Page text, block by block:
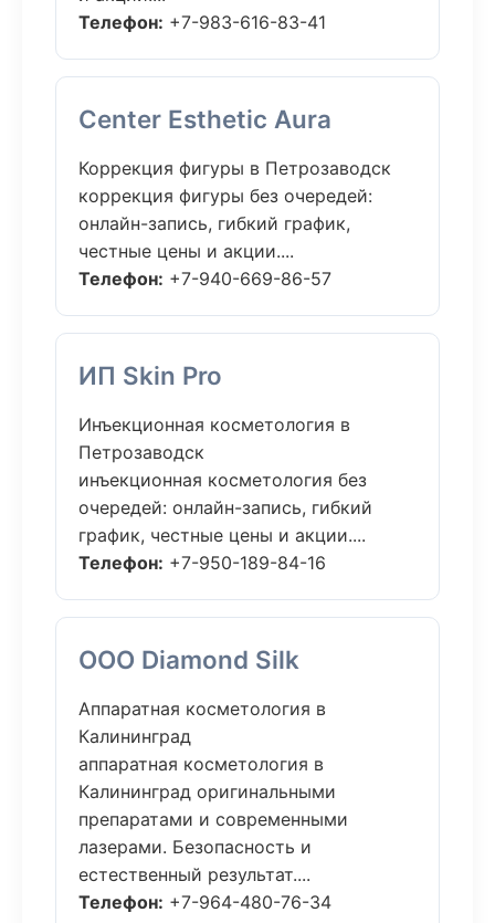
Телефон: +7-983-616-83-41
Center Esthetic Aura
Коррекция фигуры в Петрозаводск
коррекция фигуры без очередей:
онлайн-запись, гибкий график,
честные цены и акции....
Телефон: +7-940-669-86-57
ИП Skin Pro
Инъекционная косметология в
Петрозаводск
инъекционная косметология без
очередей: онлайн-запись, гибкий
график, честные цены и акции....
Телефон: +7-950-189-84-16
ООО Diamond Silk
Аппаратная косметология в
Калининград
аппаратная косметология в
Калининград оригинальными
препаратами и современными
лазерами. Безопасность и
естественный результат....
Телефон: +7-964-480-76-34